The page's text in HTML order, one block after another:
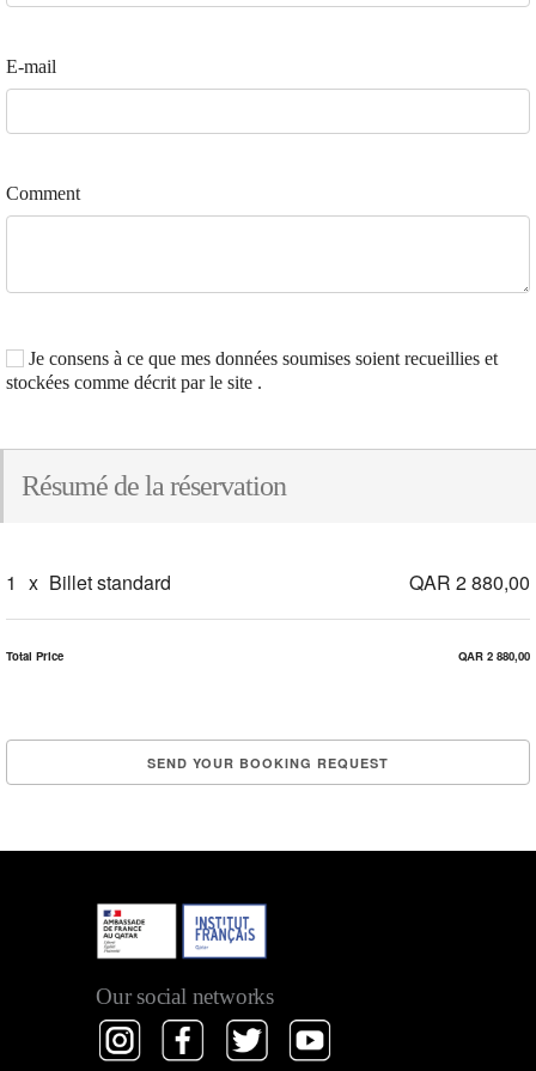
E-mail
Comment
Je consens à ce que mes données soumises soient recueillies et
stockées comme décrit par le site .
Résumé de la réservation
1 x Billet standard QAR 2 880,00
Total Price QAR 2 880,00
Our social networks